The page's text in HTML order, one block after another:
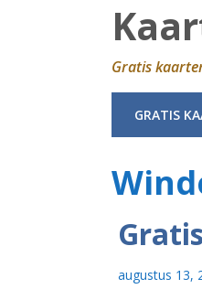
Gratis
GRATIS
augustus 13,